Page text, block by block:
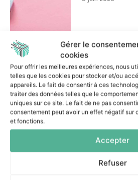
Gérer le
cookies
Pour offrir les meilleures expériences, nous
telles que les cookies pour stocker et/ou
appareils. Le fait de consentir à ces
traiter des données telles que le
uniques sur ce site. Le fait de ne pas
consentement peut avoir un effet négatif sur
et fonctions.
Accepter
Refuser
Impossible
datacenter
entreprises
localisation
13 mai 2026